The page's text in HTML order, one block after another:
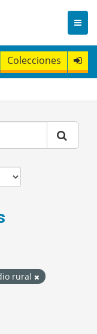
Colecciones
rural